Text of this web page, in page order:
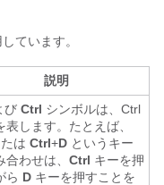
ています。
説明
び Ctrl シンボルは、Ctrl
表します。たとえば、
たは Ctrl+D というキー
合わせは、 Ctrl キーを押
ら D キーを押すことを